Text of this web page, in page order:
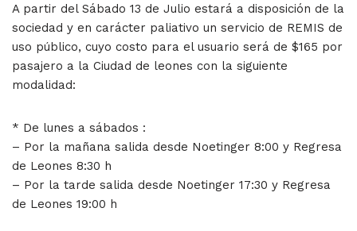
A partir del Sábado 13 de Julio estará a disposición de la
sociedad y en carácter paliativo un servicio de REMIS de
uso público, cuyo costo para el usuario será de $165 por
pasajero a la Ciudad de leones con la siguiente
modalidad:
* De lunes a sábados :
– Por la mañana salida desde Noetinger 8:00 y Regresa
de Leones 8:30 h
– Por la tarde salida desde Noetinger 17:30 y Regresa
de Leones 19:00 h